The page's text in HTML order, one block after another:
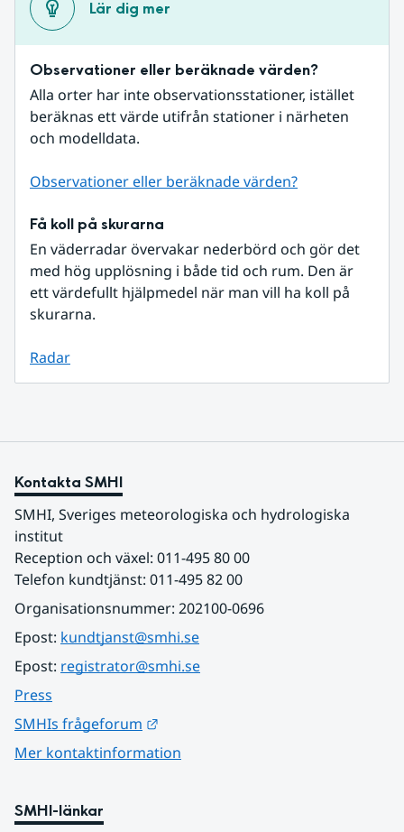
Lär dig mer
Observationer eller beräknade värden?
Alla orter har inte observationsstationer, istället
beräknas ett värde utifrån stationer i närheten
och modelldata.
Observationer eller beräknade värden?
Få koll på skurarna
En väderradar övervakar nederbörd och gör det
med hög upplösning i både tid och rum. Den är
ett värdefullt hjälpmedel när man vill ha koll på
skurarna.
Radar
Kontakta SMHI
SMHI, Sveriges meteorologiska och hydrologiska
institut
Reception och växel: 011-495 80 00
Telefon kundtjänst: 011-495 82 00
Organisationsnummer: 202100-0696
Epost: kundtjanst@smhi.se
Epost: registrator@smhi.se
Press
SMHIs frågeforum
Mer kontaktinformation
SMHI-länkar